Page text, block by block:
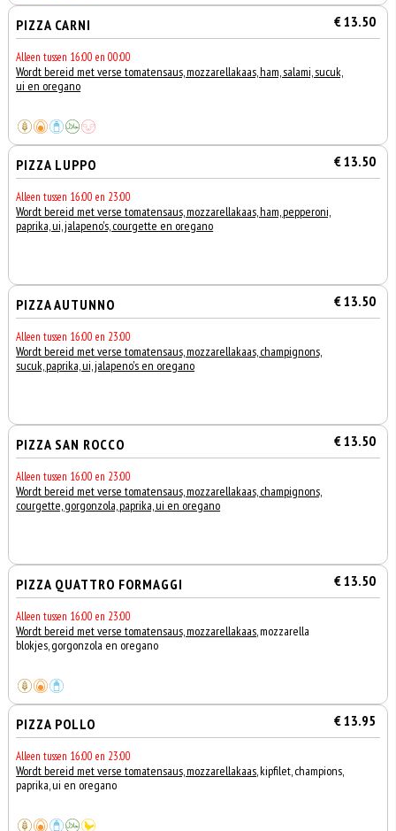
PIZZA CARNI € 13.50
Alleen tussen 16:00 en 00:00
Wordt bereid met verse tomatensaus, mozzarellakaas, ham, salami, sucuk,
ui en oregano
PIZZA LUPPO € 13.50
Alleen tussen 16:00 en 23:00
Wordt bereid met verse tomatensaus, mozzarellakaas, ham, pepperoni,
paprika, ui, jalapeno's, courgette en oregano
PIZZA AUTUNNO € 13.50
Alleen tussen 16:00 en 23:00
Wordt bereid met verse tomatensaus, mozzarellakaas, champignons,
sucuk, paprika, ui, jalapeno's en oregano
PIZZA SAN ROCCO € 13.50
Alleen tussen 16:00 en 23:00
Wordt bereid met verse tomatensaus, mozzarellakaas, champignons,
courgette, gorgonzola, paprika, ui en oregano
PIZZA QUATTRO FORMAGGI € 13.50
Alleen tussen 16:00 en 23:00
Wordt bereid met verse tomatensaus, mozzarellakaas, mozzarella
blokjes, gorgonzola en oregano
PIZZA POLLO € 13.95
Alleen tussen 16:00 en 23:00
Wordt bereid met verse tomatensaus, mozzarellakaas, kipfilet, champions,
paprika, ui en oregano